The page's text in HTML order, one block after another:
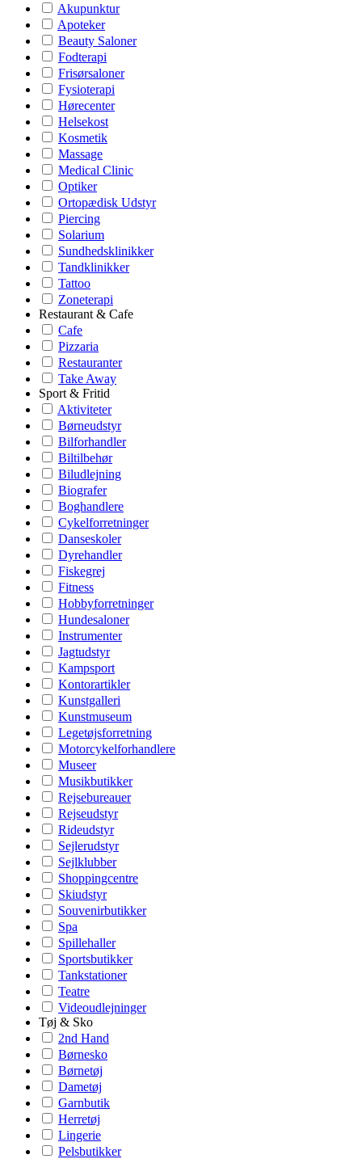
Akupunktur
Apoteker
Beauty Saloner
Fodterapi
Frisørsaloner
Fysioterapi
Hørecenter
Helsekost
Kosmetik
Massage
Medical Clinic
Optiker
Ortopædisk Udstyr
Piercing
Solarium
Sundhedsklinikker
Tandklinikker
Tattoo
Zoneterapi
Restaurant & Cafe
Cafe
Pizzaria
Restauranter
Take Away
Sport & Fritid
Aktiviteter
Børneudstyr
Bilforhandler
Biltilbehør
Biludlejning
Biografer
Boghandlere
Cykelforretninger
Danseskoler
Dyrehandler
Fiskegrej
Fitness
Hobbyforretninger
Hundesaloner
Instrumenter
Jagtudstyr
Kampsport
Kontorartikler
Kunstgalleri
Kunstmuseum
Legetøjsforretning
Motorcykelforhandlere
Museer
Musikbutikker
Rejsebureauer
Rejseudstyr
Rideudstyr
Sejlerudstyr
Sejlklubber
Shoppingcentre
Skiudstyr
Souvenirbutikker
Spa
Spillehaller
Sportsbutikker
Tankstationer
Teatre
Videoudlejninger
Tøj & Sko
2nd Hand
Børnesko
Børnetøj
Dametøj
Garnbutik
Herretøj
Lingerie
Pelsbutikker